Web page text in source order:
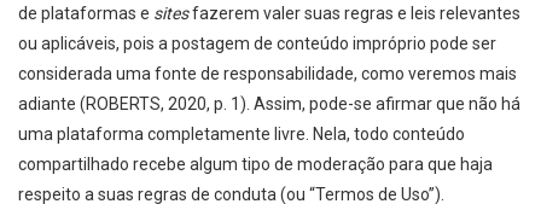
de plataformas e sitesfazerem valer suas regras e leis relevantes
ou aplicáveis, pois a postagem de conteúdo impróprio pode ser
considerada uma fonte de responsabilidade, como veremos mais
adiante (ROBERTS, 2020, p. 1). Assim, pode-se afirmar que não há
uma plataforma completamente livre. Nela, todo conteúdo
compartilhado recebe algum tipo de moderação para que haja
respeito a suas regras de conduta (ou “Termos de Uso”).